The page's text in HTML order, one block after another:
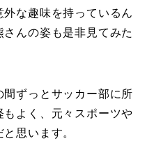
な趣味を持っているん
んの姿も是非見てみた
間ずっとサッカー部に所
よく、元々スポーツや
思います。